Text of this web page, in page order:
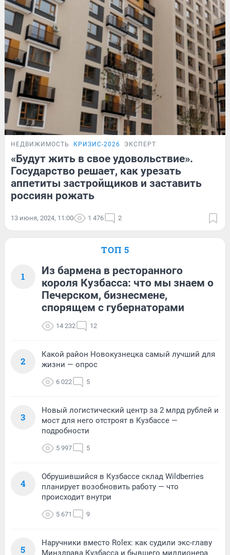
НЕДВИЖИМОСТЬ КРИЗИС-2026 ЭКСПЕРТ
«Будут жить в свое удовольствие».
Государство решает, как урезать
аппетиты застройщиков и заставить
россиян рожать
13 июня, 2024, 11:00 1 476 2
ТОП 5
1
Из бармена в ресторанного
короля Кузбасса: что мы знаем о
Печерском, бизнесмене,
спорящем с губернаторами
14 232 12
2
Какой район Новокузнецка самый лучший для
жизни — опрос
6 022 5
3
Новый логистический центр за 2 млрд рублей и
мост для него отстроят в Кузбассе —
подробности
5 997 5
4
Обрушившийся в Кузбассе склад Wildberries
планирует возобновить работу — что
происходит внутри
5 671 9
5
Наручники вместо Rolex: как судили экс-главу
Минздрава Кузбасса и бывшего миллионера